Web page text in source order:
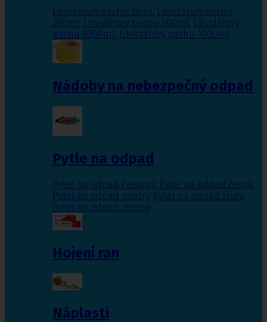
Likvidátory pachu 30ml, Likvidátory pachu
250ml, Likvidátory pachu 500ml, Likvidátory
pachu 5000ml, Likvidátory pachu 1000ml
Nádoby na nebezpečný odpad
Pytle na odpad
Pytel na odpad červený, Pytel na odpad černý,
Pytel na odpad modrý, Pytel na odpad žlutý,
Pytel na odpad zelený
Hojení ran
Náplasti